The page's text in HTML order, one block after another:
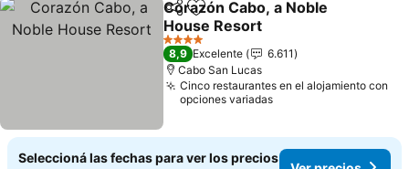
CompartirAñadir a favoritos
Corazón Cabo, a Noble
House Resort
4 Estrellas
8,9 Excelente
6.611
Cabo San Lucas
Cinco restaurantes en el alojamiento con
opciones variadas
Seleccioná las fechas para ver los precios